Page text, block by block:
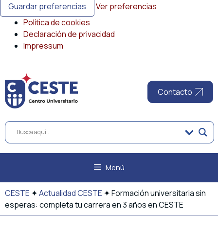
Guardar preferencias
Ver preferencias
Política de cookies
Declaración de privacidad
Impressum
al
contenido
Contacto
Menú
CESTE ✦Actualidad CESTE ✦Formación universitaria sin
esperas: completa tu carrera en 3 años en CESTE